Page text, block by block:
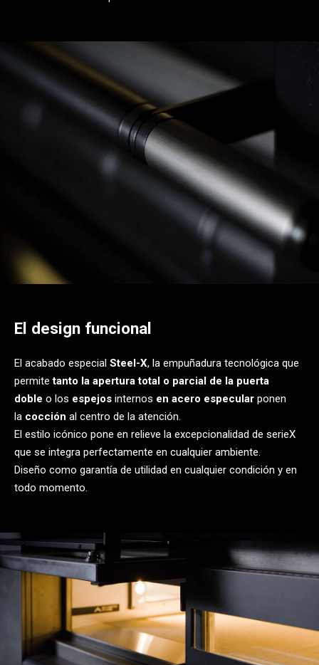
El design funcional
El acabado especial Steel-X, la empuñadura tecnológica que
permitetanto la apertura total o parcial de la puerta
doble o los espejos internos en acero especular ponen
la cocción al centro de la atención.
El estilo icónico pone en relieve la excepcionalidad de serieX
que se integra perfectamente en cualquier ambiente.
Diseño como garantía de utilidad en cualquier condición y en
todo momento.